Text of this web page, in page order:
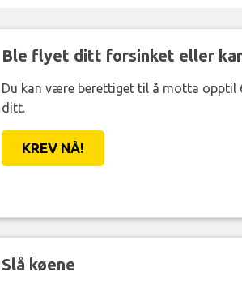
Ble flyet ditt forsinket eller
Du kan være berettiget til å motta opptil
ditt.
KREV NÅ!
Slå køene